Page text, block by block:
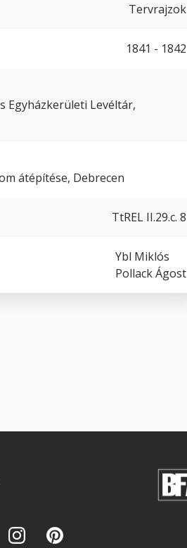
Tervrajzok
1841 - 1842
Egyházkerületi Levéltár,
átépítése, Debrecen
TtREL II.29.c. 8
Ybl Miklós
Pollack Ágost